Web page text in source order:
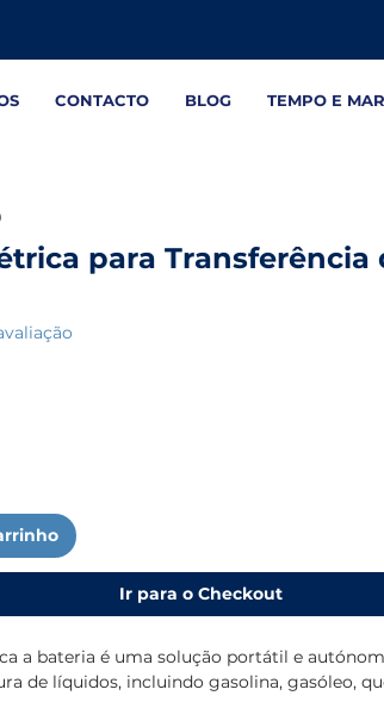
CONTACTO BLOG TEMPO E
para Transferência
de 5 estrelas com base em 1 avaliação
Ir para o Checkout
a bateria é uma solução portátil e
de líquidos, incluindo gasolina, gasóleo,